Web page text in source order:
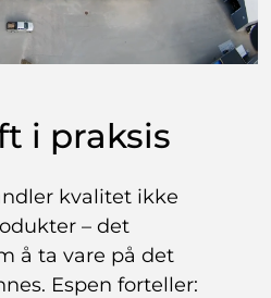
i praksis
kvalitet ikke
– det
å ta vare på det
Espen forteller: